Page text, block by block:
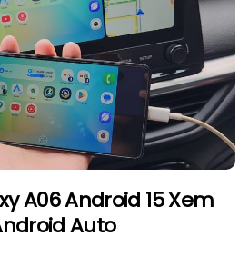
A06 Android 15 Xem
Auto